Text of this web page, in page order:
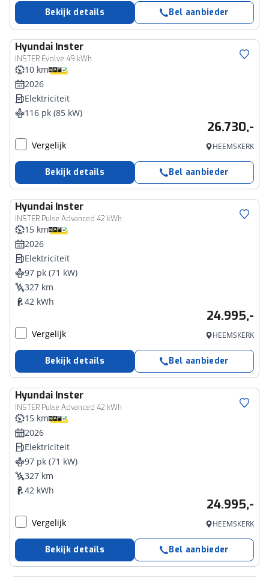
Bekijk details Bel aanbieder
Hyundai Inster
INSTER Evolve 49 kWh
10 km
2026
Elektriciteit
116 pk (85 kW)
26.730,-
Vergelijk HEEMSKERK
Bekijk details Bel aanbieder
Hyundai Inster
INSTER Pulse Advanced 42 kWh
15 km
2026
Elektriciteit
97 pk (71 kW)
327 km
42 kWh
24.995,-
Vergelijk HEEMSKERK
Bekijk details Bel aanbieder
Hyundai Inster
INSTER Pulse Advanced 42 kWh
15 km
2026
Elektriciteit
97 pk (71 kW)
327 km
42 kWh
24.995,-
Vergelijk HEEMSKERK
Bekijk details Bel aanbieder